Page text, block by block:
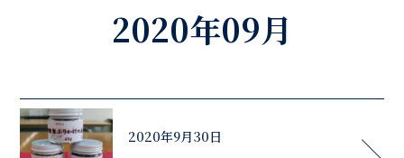
2020年09月
2020年9月30日